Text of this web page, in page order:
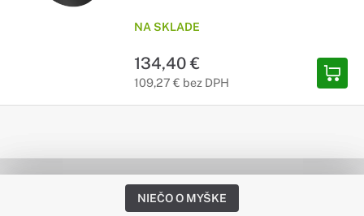
NA SKLADE
134,40 €
109,27 € bez DPH
NIEČO O MYŠKE